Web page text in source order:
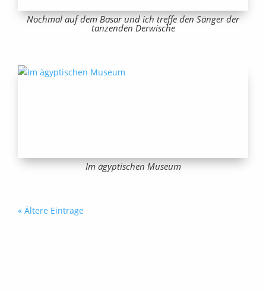
Nochmal auf dem Basar und ich treffe den Sänger der
tanzenden Derwische
Im ägyptischen Museum
« Ältere Einträge